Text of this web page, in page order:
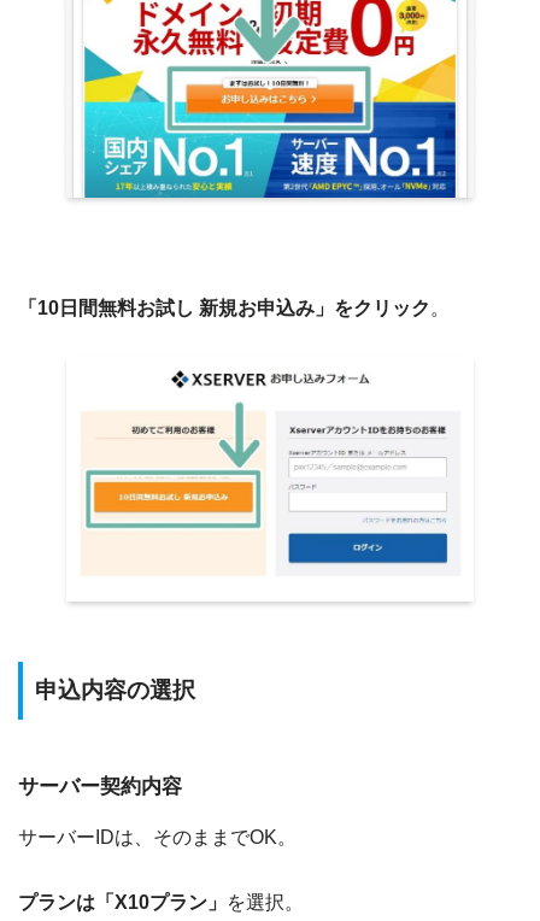
「10日間無料お試し 新規お申込み」をクリック 。
申込内容の選択
サーバー契約内容
サーバーIDは、そのままでOK。
プランは「X10プラン」 を選択。